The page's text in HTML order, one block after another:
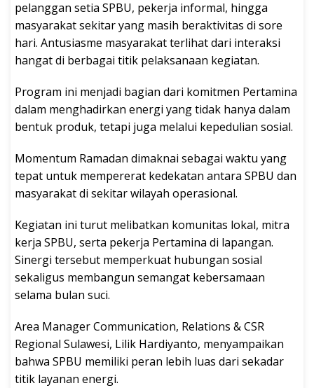
pelanggan setia SPBU, pekerja informal, hingga
masyarakat sekitar yang masih beraktivitas di sore
hari. Antusiasme masyarakat terlihat dari interaksi
hangat di berbagai titik pelaksanaan kegiatan.
Program ini menjadi bagian dari komitmen Pertamina
dalam menghadirkan energi yang tidak hanya dalam
bentuk produk, tetapi juga melalui kepedulian sosial.
Momentum Ramadan dimaknai sebagai waktu yang
tepat untuk mempererat kedekatan antara SPBU dan
masyarakat di sekitar wilayah operasional.
Kegiatan ini turut melibatkan komunitas lokal, mitra
kerja SPBU, serta pekerja Pertamina di lapangan.
Sinergi tersebut memperkuat hubungan sosial
sekaligus membangun semangat kebersamaan
selama bulan suci.
Area Manager Communication, Relations & CSR
Regional Sulawesi, Lilik Hardiyanto, menyampaikan
bahwa SPBU memiliki peran lebih luas dari sekadar
titik layanan energi.